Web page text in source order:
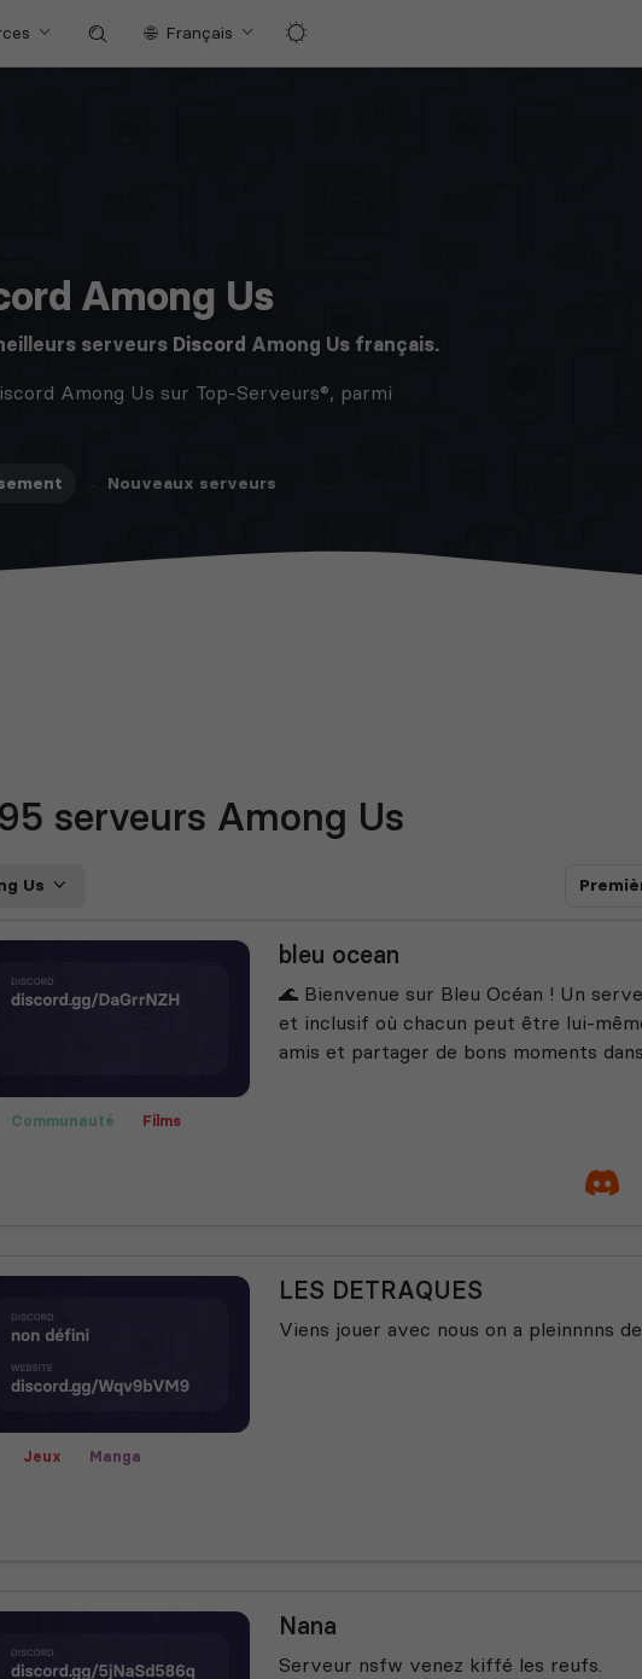
Français
Among Us
serveurs Discord Among Us français.
Among Us sur Top-Serveurs®, parmi
· Nouveaux serveurs
serveurs Among Us
Us
Communauté
Films
bleu ocean
🌊 Bienvenue sur Bleu Océan ! Un
et inclusif où chacun peut être lui-
amis et partager de bons moments
Jeux
Manga
LES DETRAQUES
Viens jouer avec nous on a pleinnnns
Nana
Serveur nsfw venez kiffé les reufs.